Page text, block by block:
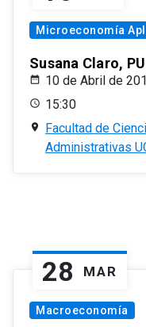
Microeconomía
Susana Claro,
10 de Abril de
15:30
Facultad de
Administrativas
28 MAR
Macroeconomía